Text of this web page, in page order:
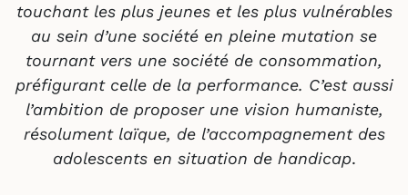
touchant les plus jeunes et les plus vulnérables
au sein d’une société en pleine mutation se
tournant vers une société de consommation,
préfigurant celle de la performance. C’est aussi
l’ambition de proposer une vision humaniste,
résolument laïque, de l’accompagnement des
adolescents en situation de handicap.